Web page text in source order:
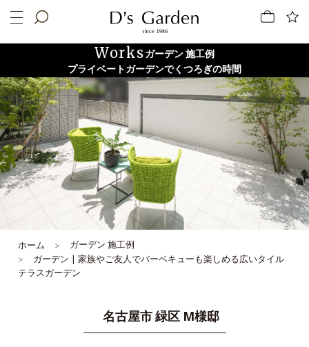
Worksガーデン 施工例
プライベートガーデンでくつろぎの時間
ホーム
ガーデン 施工例
ガーデン | 家族やご友人でバーベキューも楽しめる広いタイル
テラスガーデン
名古屋市 緑区 M様邸